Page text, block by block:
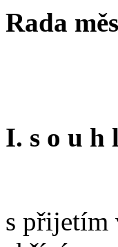
Rada
I. s o u h
s přijetím